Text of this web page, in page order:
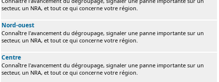
secteur, un NRA, et tout ce qui concerne votre région.
Nord-ouest
Connaître l'avancement du dégroupage, signaler une panne importante sur un
secteur, un NRA, et tout ce qui concerne votre région.
Centre
Connaître l'avancement du dégroupage, signaler une panne importante sur un
secteur, un NRA, et tout ce qui concerne votre région.